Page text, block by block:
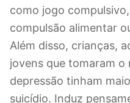
como jogo
compulsão alimentar
Além disso, crianças,
jovens que tomaram o
depressão tinham
suicídio. Induz